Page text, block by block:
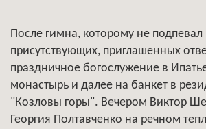
После гимна, которому не
присутствующих, приглашенных
праздничное богослужение в
монастырь и далее на банкет в
"Козловы горы". Вечером Виктор
Георгия Полтавченко на речном